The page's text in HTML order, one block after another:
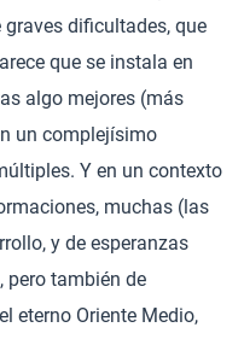
dificultades, que
que se instala en
algo mejores (más
un complejísimo
Y en un contexto
muchas (las
y de esperanzas
pero también de
eterno Oriente Medio,